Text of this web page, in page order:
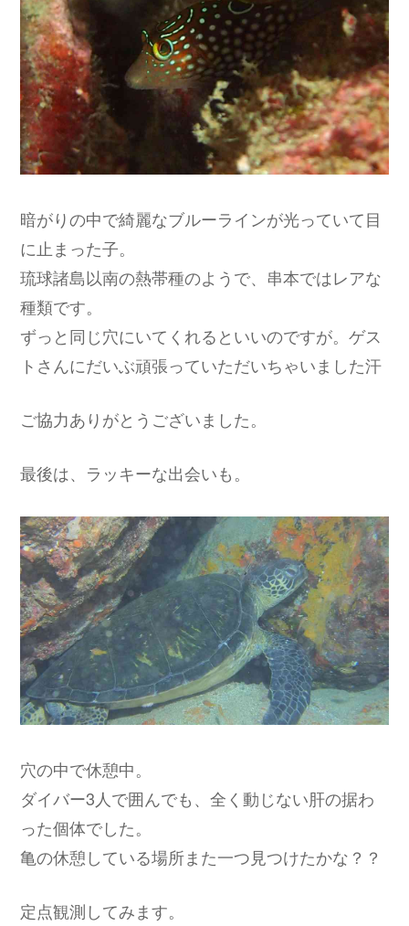
暗がりの中で綺麗なブルーラインが光っていて目
に止まった子。
琉球諸島以南の熱帯種のようで、串本ではレアな
種類です。
ずっと同じ穴にいてくれるといいのですが。ゲス
トさんにだいぶ頑張っていただいちゃいました汗
ご協力ありがとうございました。
最後は、ラッキーな出会いも。
穴の中で休憩中。
ダイバー3人で囲んでも、全く動じない肝の据わ
った個体でした。
亀の休憩している場所また一つ見つけたかな？？
定点観測してみます。